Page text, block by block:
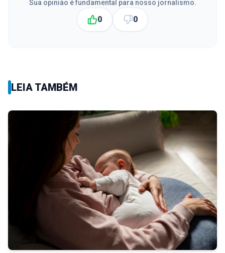
Sua opinião é fundamental para nosso jornalismo.
0 0
LEIA TAMBÉM